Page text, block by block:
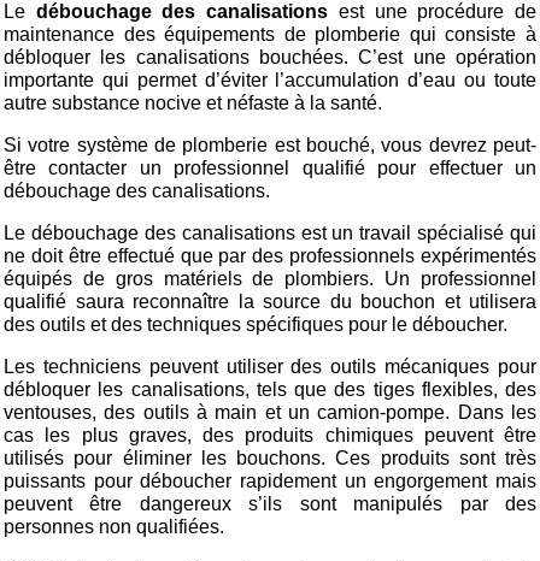
Le débouchage des canalisations est une procédure de
maintenance des équipements de plomberie qui consiste à
débloquer les canalisations bouchées. C’est une opération
importante qui permet d’éviter l’accumulation d’eau ou toute
autre substance nocive et néfaste à la santé.
Si votre système de plomberie est bouché, vous devrez peut-
être contacter un professionnel qualifié pour effectuer un
débouchage des canalisations.
Le débouchage des canalisations est un travail spécialisé qui
ne doit être effectué que par des professionnels expérimentés
équipés de gros matériels de plombiers. Un professionnel
qualifié saura reconnaître la source du bouchon et utilisera
des outils et des techniques spécifiques pour le déboucher.
Les techniciens peuvent utiliser des outils mécaniques pour
débloquer les canalisations, tels que des tiges flexibles, des
ventouses, des outils à main et un camion-pompe. Dans les
cas les plus graves, des produits chimiques peuvent être
utilisés pour éliminer les bouchons. Ces produits sont très
puissants pour déboucher rapidement un engorgement mais
peuvent être dangereux s’ils sont manipulés par des
personnes non qualifiées.